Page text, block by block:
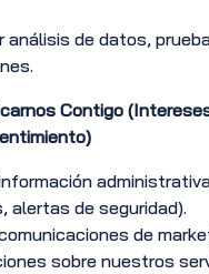
análisis de datos,
Contigo
alertas de seguridad).
de
sobre nuestros